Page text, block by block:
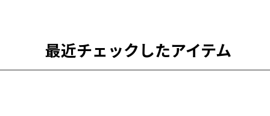
最近チェックしたアイテム